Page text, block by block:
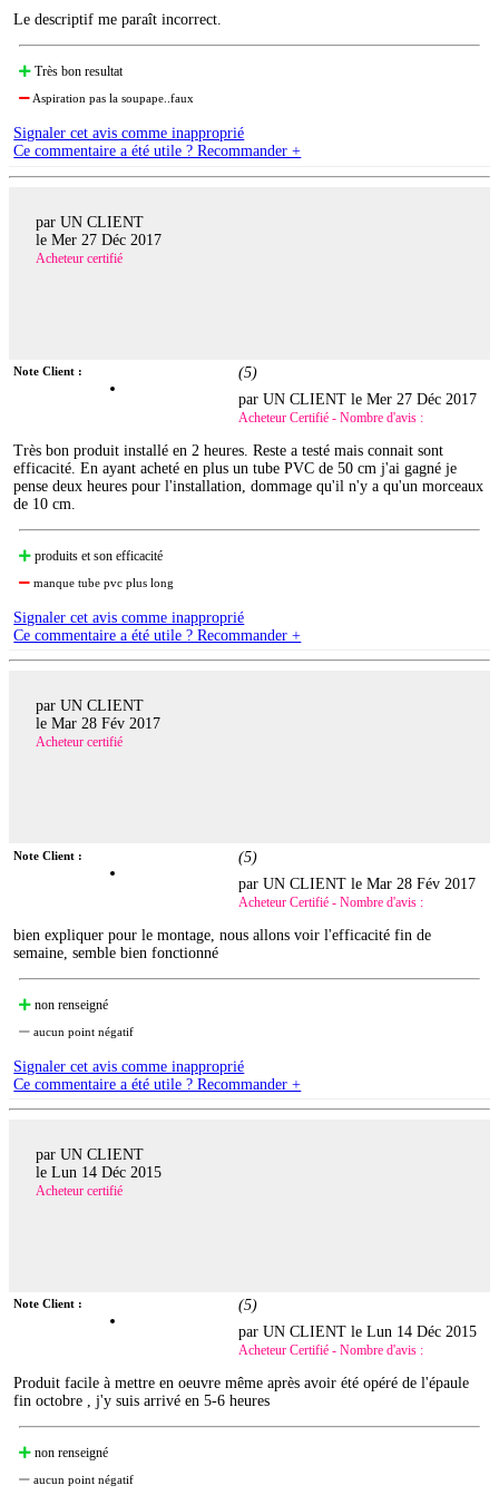
Le descriptif me paraît incorrect.
Très bon resultat
Aspiration pas la soupape..faux
Signaler cet avis comme inapproprié
Ce commentaire a été utile ? Recommander +
par UN CLIENT
le Mer 27 Déc 2017
Acheteur certifié
Note Client : (5)
par UN CLIENT leMer 27 Déc 2017
Acheteur Certifié - Nombre d'avis :
Très bon produit installé en 2 heures. Reste a testé mais connait sont
efficacité. En ayant acheté en plus un tube PVC de 50 cm j'ai gagné je
pense deux heures pour l'installation, dommage qu'il n'y a qu'un morceaux
de 10 cm.
produits et son efficacité
manque tube pvc plus long
Signaler cet avis comme inapproprié
Ce commentaire a été utile ? Recommander +
par UN CLIENT
le Mar 28 Fév 2017
Acheteur certifié
Note Client : (5)
par UN CLIENT leMar 28 Fév 2017
Acheteur Certifié - Nombre d'avis :
bien expliquer pour le montage, nous allons voir l'efficacité fin de
semaine, semble bien fonctionné
non renseigné
aucun point négatif
Signaler cet avis comme inapproprié
Ce commentaire a été utile ? Recommander +
par UN CLIENT
le Lun 14 Déc 2015
Acheteur certifié
Note Client : (5)
par UN CLIENT leLun 14 Déc 2015
Acheteur Certifié - Nombre d'avis :
Produit facile à mettre en oeuvre même après avoir été opéré de l'épaule
fin octobre , j'y suis arrivé en 5-6 heures
non renseigné
aucun point négatif